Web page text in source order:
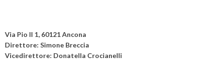
riparativa
o
s
t
Via Pio II 1, 60121 Ancona
Direttore: Simone Breccia
Vicedirettore: Donatella Crocianelli